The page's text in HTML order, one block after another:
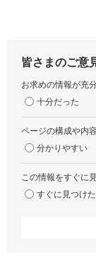
皆さまのご意
お求めの情報が充
十分だった
ページの構成や内
分かりやすい
この情報をすぐに
すぐに見つけた